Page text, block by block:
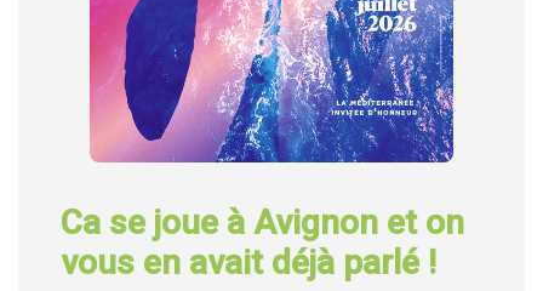
Ca se joue à Avignon et on
vous en avait déjà parlé !